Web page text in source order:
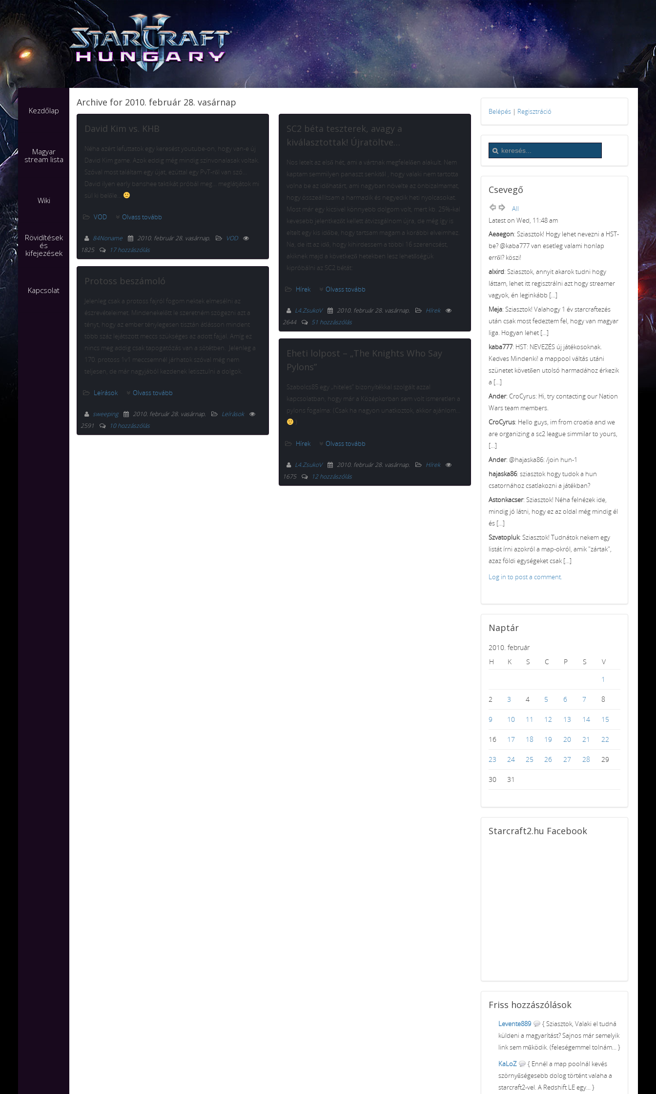
Kezdőlap
Magyar
stream lista
Wiki
Rövidítések
és
kifejezések
Kapcsolat
Archive for 2010. február 28. vasárnap
David Kim vs. KHB
Néha azért lefuttatok egy keresést youtube-on, hogy van-e új
David Kim game. Azok eddig még mindig színvonalasak voltak.
Szóval most találtam egy újat, ezúttal egy PvT-ről van szó…
David ilyen early banshee taktikát próbál meg… meglátjátok mi
sül ki belőle…
VOD Olvass tovább
84Noname 2010. február 28. vasárnap.
VOD
1825
17 hozzászólás
Protoss beszámoló
Jelenleg csak a protoss fajról fogom nektek elmesélni az
észrevételeimet. Mindenekelőtt le szeretném szögezni azt a
tényt, hogy az ember ténylegesen tisztán átlásson mindent
több száz lejátszott meccs szükséges az adott fajjal. Amíg ez
nincs meg addig csak tapogatózás van a sötétben. Jelenleg a
170. protoss 1v1 meccsemnél járhatok szóval még nem
teljesen, de már nagyjából kezdenek letisztulni a dolgok.
Leírások Olvass tovább
sweeping 2010. február 28. vasárnap.
Leírások
2591
10 hozzászólás
SC2 béta teszterek, avagy a
kiválasztottak! Újratöltve…
Nos letelt az első hét, ami a vártnak megfelelően alakult. Nem
kaptam semmilyen panaszt senkitől , hogy valaki nem tartotta
volna be az időhatárt, ami nagyban növelte az önbizalmamat,
hogy összeállítsam a harmadik és negyedik heti nyolcasokat.
Most már egy kicsivel könnyebb dolgom volt, mert kb. 25%-kal
kevesebb jelentkezőt kellett átvizsgálnom újra, de még így is
eltelt egy kis időbe, hogy tartsam magam a korábbi elveimhez.
Na, de itt az idő, hogy kihirdessem a többi 16 szerencsést,
akiknek majd a következő hetekben lesz lehetőségük
kipróbálni az SC2 bétát:
Hírek Olvass tovább
L4.ZsukoV 2010. február 28. vasárnap.
Hírek
2644
51 hozzászólás
Eheti lolpost – „The Knights Who Say
Pylons”
Szabolcs85 egy „hiteles” bizonyítékkal szolgált azzal
kapcsolatban, hogy már a Középkorban sem volt ismeretlen a
pylons fogalma: (Csak ha nagyon unatkoztok, akkor ajánlom…
)
Hírek Olvass tovább
L4.ZsukoV 2010. február 28. vasárnap.
Hírek
1675
12 hozzászólás
Belépés | Regisztráció
Csevegő
All
Latest on Wed, 11:48 am
Aeaegon: Sziasztok! Hogy lehet nevezni a HST-
be? @kaba777 van esetleg valami honlap
erről? köszi!
alxird: Sziasztok, annyit akarok tudni hogy
láttam, lehet itt regisztrálni azt hogy streamer
vagyok, én leginkább [...]
Meja: Sziasztok! Valahogy 1 év starcraftezés
után csak most fedeztem fel, hogy van magyar
liga. Hogyan lehet [...]
kaba777: HST: NEVEZÉS új játékosoknak.
Kedves Mindenki! a mappool váltás utáni
szünetet követően utolsó harmadához érkezik
a [...]
Ander: CroCyrus: Hi, try contacting our Nation
Wars team members.
CroCyrus: Hello guys, im from croatia and we
are organizing a sc2 league simmilar to yours,
[...]
Ander: @hajaska86: /join hun-1
hajaska86: sziasztok hogy tudok a hun
csatornához csatlakozni a játékban?
Astonkacser: Sziasztok! Néha felnézek ide,
mindig jó látni, hogy ez az oldal még mindig él
és [...]
Szvatopluk: Sziasztok! Tudnátok nekem egy
listát írni azokról a map-okról, amik "zártak",
azaz földi egységeket csak [...]
Log in to post a comment.
Naptár
2010. február
H
K S C P S
V
1
2 3 4 5 6 7 8
9 10 11 12 13 14 15
16 17 18 19 20 21 22
23 24 25 26 27 28 29
30 31
Starcraft2.hu Facebook
Friss hozzászólások
Levente889
{ Sziasztok, Valaki el tudná
küldeni a magyarítást? Sajnos már semelyik
link sem működik. (feleségemmel tolnám... }
KaLoZ
{ Ennél a map poolnál kevés
szörnyűségesebb dolog történt valaha a
starcraft2-vel. A Redshift LE egy... }